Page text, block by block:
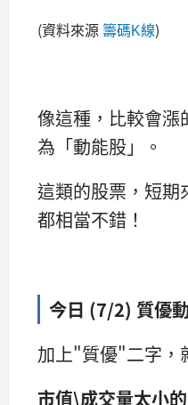
(資料來源 籌碼K線)
像這種，比較會漲
為「動能股」。
這類的股票，短期
都相當不錯！
今日 (7/2) 質優
加上"質優"二字，
市值\成交量太小